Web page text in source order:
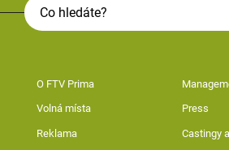
O FTV Prima
Volná místa Press
Reklama Castingy